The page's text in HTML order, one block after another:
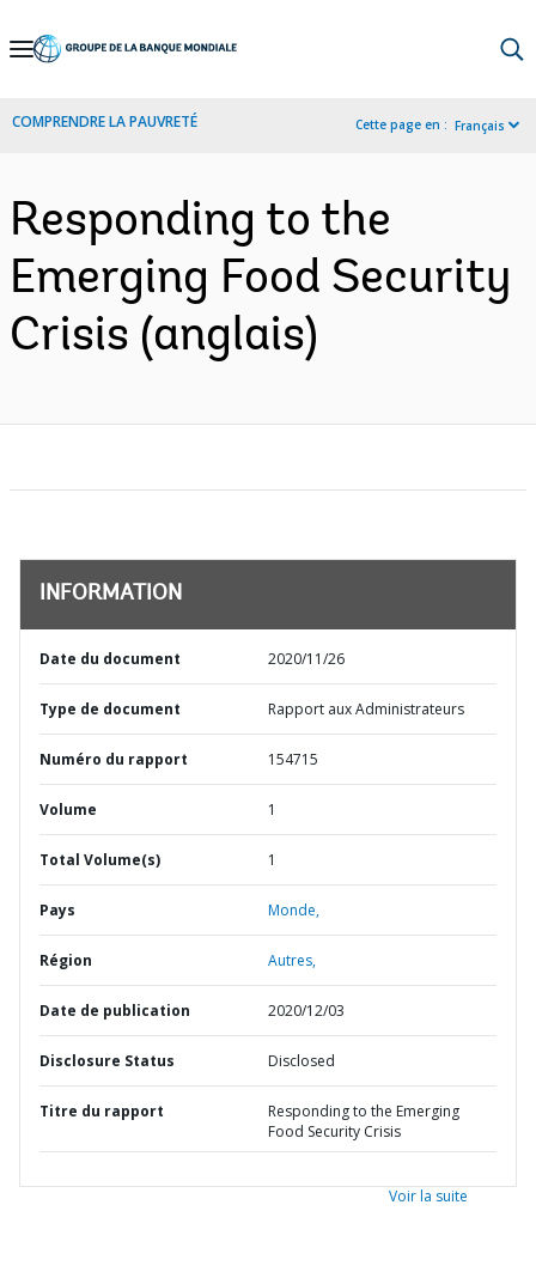
Skip
Navigation
COMPRENDRE LA PAUVRETÉ Cette page en : Français
Responding to the
Emerging Food Security
Crisis (anglais)
INFORMATION
Date du document 2020/11/26
Type de document Rapport aux Administrateurs
Numéro du rapport 154715
Volume 1
Total Volume(s) 1
Pays Monde,
Région Autres,
Date de publication 2020/12/03
Disclosure Status Disclosed
Titre du rapport
Responding to the Emerging
Food Security Crisis
Voir la suite